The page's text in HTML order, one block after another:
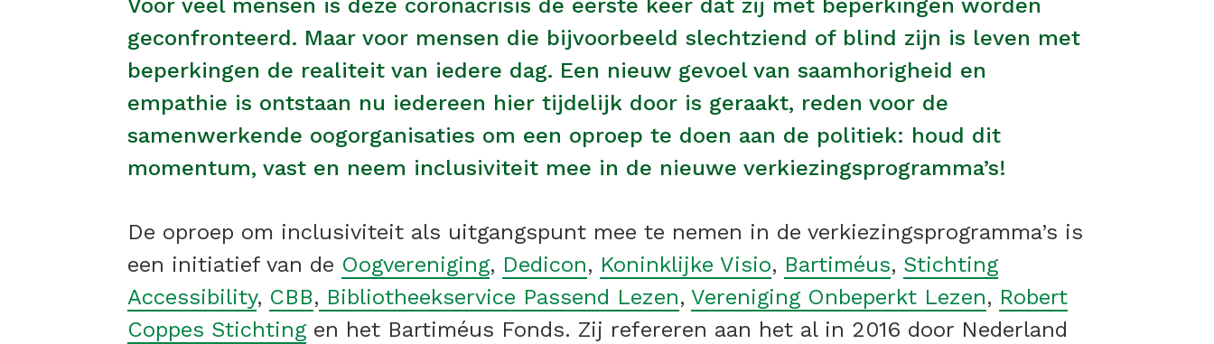
Voor veel mensen is deze coronacrisis de eerste keer dat zij met beperkingen worden
geconfronteerd. Maar voor mensen die bijvoorbeeld slechtziend of blind zijn is leven met
beperkingen de realiteit van iedere dag. Een nieuw gevoel van saamhorigheid en
empathie is ontstaan nu iedereen hier tijdelijk door is geraakt, reden voor de
samenwerkende oogorganisaties om een oproep te doen aan de politiek: houd dit
momentum, vast en neem inclusiviteit mee in de nieuwe verkiezingsprogramma’s!
De oproep om inclusiviteit als uitgangspunt mee te nemen in de verkiezingsprogramma’s is
een initiatief van de Oogvereniging, Dedicon, Koninklijke Visio, Bartiméus, Stichting
Accessibility, CBB, Bibliotheekservice Passend Lezen,Vereniging Onbeperkt Lezen, Robert
Coppes Stichtingen het Bartiméus Fonds. Zij refereren aan het al in 2016 door Nederland